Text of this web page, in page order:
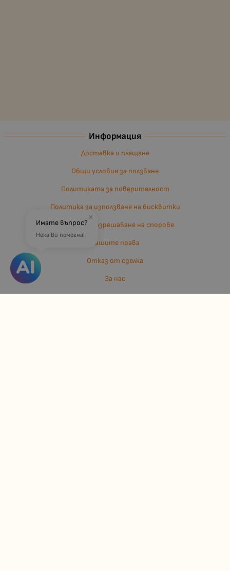
Информация
Доставка и плащане
Общи условия за ползване
Политиката за поверителност
Политика за използване на бисквитки
Въпроси и разрешаване на спорове
Вашите права
Отказ от сделка
За нас
Отзиви
×
Имате въпрос?
Нека Ви помогна!